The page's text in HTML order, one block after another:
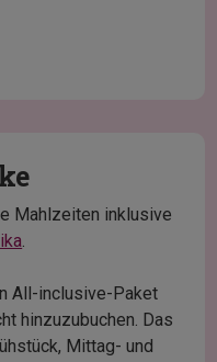
Mahlzeiten inklusive
.
All-inclusive-Paket
hinzuzubuchen. Das
Mittag- und